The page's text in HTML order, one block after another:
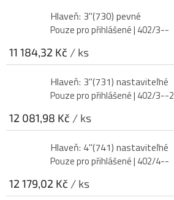
Hlaveň: 3"(730) pevné
Pouze pro přihlášené| 402/3--
11 184,32 Kč / ks
Hlaveň: 3"(731) nastaviteľné
Pouze pro přihlášené| 402/3--2
12 081,98 Kč / ks
Hlaveň: 4"(741) nastaviteľné
Pouze pro přihlášené| 402/4--
12 179,02 Kč / ks